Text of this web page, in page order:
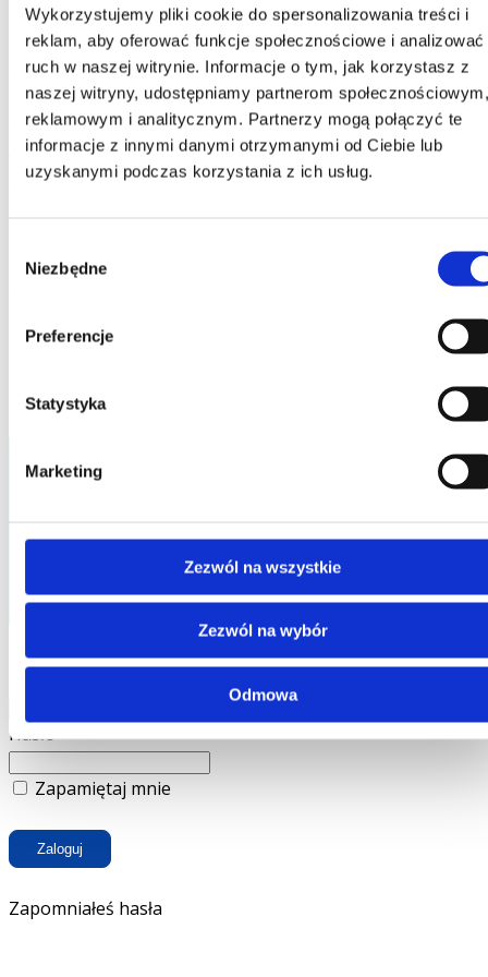
Wykorzystujemy pliki cookie do spersonalizowania treści i
reklam, aby oferować funkcje społecznościowe i analizować
ruch w naszej witrynie. Informacje o tym, jak korzystasz z
naszej witryny, udostępniamy partnerom społecznościowym,
reklamowym i analitycznym. Partnerzy mogą połączyć te
informacje z innymi danymi otrzymanymi od Ciebie lub
uzyskanymi podczas korzystania z ich usług.
zgody
Niezbędne
Preferencje
Statystyka
Marketing
Zezwól na wszystkie
Zezwól na wybór
Odmowa
Finansowego i przeprowadzić procedurę sprawdzenia
klienta (KYC – Know Your Customer)
Odcinek 4 - Środki Bezpieczeństwa Finansowego i sposób
ich przeprowadzenia
Odcinek 5 - Czym są transakcje podejrzane i jakie się
wiążą z nimi obowiązki?
Odcinek 6 - Czym są transakcje ponadprogowe oraz
Mini Przewodnik po AML
Odcinek 0 – Co to jest AML?
Nie masz uprawnień do wyświetlania tej
wykup subskrypcję
Hasło
Zapamiętaj mnie
Zapomniałeś hasła